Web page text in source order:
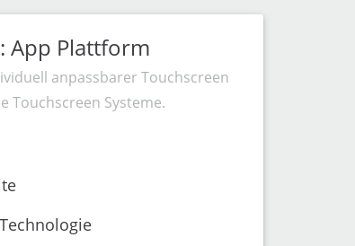
App Plattform
anpassbarer Touchscreen
Touchscreen Systeme.